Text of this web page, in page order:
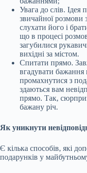
Увага до слів.
звичайної
слухати його і
що в процесі
загубилися
вихідні за містом.
Спитати прямо.
вгадувати бажання
промахнутися з
здаються вам
прямо. Так,
бажану річ.
Як уникнути
Є кілька способів, які
подарунків у